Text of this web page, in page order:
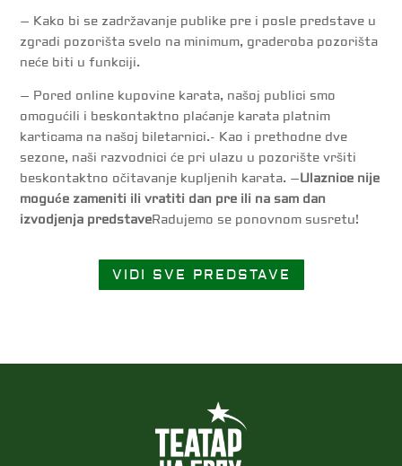
– Kako bi se zadržavanje publike pre i posle predstave u
zgradi pozorišta svelo na minimum, graderoba pozorišta
neće biti u funkciji.
– Pored online kupovine karata, našoj publici smo
omogućili i beskontaktno plaćanje karata platnim
karticama na našoj biletarnici.- Kao i prethodne dve
sezone, naši razvodnici će pri ulazu u pozorište vršiti
beskontaktno očitavanje kupljenih karata. –Ulaznice nije
moguće zameniti ili vratiti dan pre ili na sam dan
izvodjenja predstaveRadujemo se ponovnom susretu!
VIDI SVE PREDSTAVE